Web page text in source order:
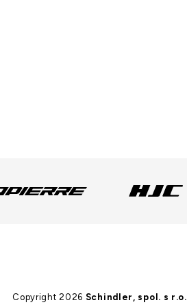
Copyright 2026 Schindler, spol. s r.o.